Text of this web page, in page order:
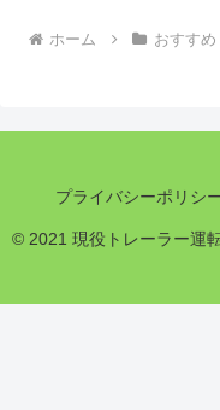
ホーム おすすめ
プライバシーポリシ
© 2021 現役トレーラー運